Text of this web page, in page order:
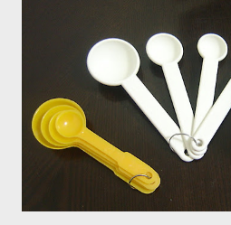
含量超標的跡象。 此外在壓力環境
能引起生物鹼含量倍增，甚至到正常
毫克生物鹼)的三倍。 (書中提到的壓
很了解壓力環境的定義，歡迎有種
薯應該如何正確儲藏？ 1. 放在陰暗
生物鹼。 2. 別放進冰箱冷藏，低溫
烹煮變黑的情形較常溫儲存的馬鈴
木不子誤解《食物與廚藝 蔬果、香